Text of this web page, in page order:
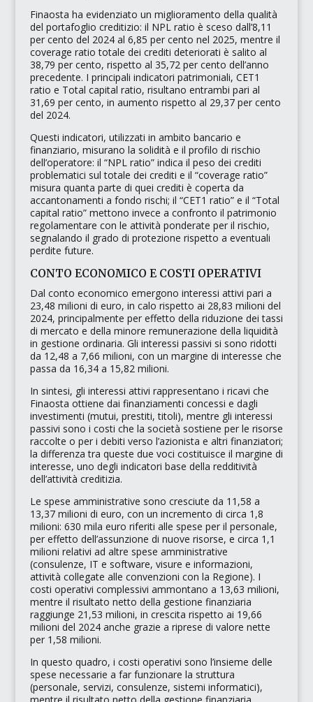
Finaosta ha evidenziato un miglioramento della qualità
del portafoglio creditizio: il NPL ratio è sceso dall’8,11
per cento del 2024 al 6,85 per cento nel 2025, mentre il
coverage ratio totale dei crediti deteriorati è salito al
38,79 per cento, rispetto al 35,72 per cento dell’anno
precedente. I principali indicatori patrimoniali, CET1
ratio e Total capital ratio, risultano entrambi pari al
31,69 per cento, in aumento rispetto al 29,37 per cento
del 2024.
Questi indicatori, utilizzati in ambito bancario e
finanziario, misurano la solidità e il profilo di rischio
dell’operatore: il “NPL ratio” indica il peso dei crediti
problematici sul totale dei crediti e il “coverage ratio”
misura quanta parte di quei crediti è coperta da
accantonamenti a fondo rischi; il “CET1 ratio” e il “Total
capital ratio” mettono invece a confronto il patrimonio
regolamentare con le attività ponderate per il rischio,
segnalando il grado di protezione rispetto a eventuali
perdite future.
CONTO ECONOMICO E COSTI OPERATIVI
Dal conto economico emergono interessi attivi pari a
23,48 milioni di euro, in calo rispetto ai 28,83 milioni del
2024, principalmente per effetto della riduzione dei tassi
di mercato e della minore remunerazione della liquidità
in gestione ordinaria. Gli interessi passivi si sono ridotti
da 12,48 a 7,66 milioni, con un margine di interesse che
passa da 16,34 a 15,82 milioni.
In sintesi, gli interessi attivi rappresentano i ricavi che
Finaosta ottiene dai finanziamenti concessi e dagli
investimenti (mutui, prestiti, titoli), mentre gli interessi
passivi sono i costi che la società sostiene per le risorse
raccolte o per i debiti verso l’azionista e altri finanziatori;
la differenza tra queste due voci costituisce il margine di
interesse, uno degli indicatori base della redditività
dell’attività creditizia.
Le spese amministrative sono cresciute da 11,58 a
13,37 milioni di euro, con un incremento di circa 1,8
milioni: 630 mila euro riferiti alle spese per il personale,
per effetto dell’assunzione di nuove risorse, e circa 1,1
milioni relativi ad altre spese amministrative
(consulenze, IT e software, visure e informazioni,
attività collegate alle convenzioni con la Regione). I
costi operativi complessivi ammontano a 13,63 milioni,
mentre il risultato netto della gestione finanziaria
raggiunge 21,53 milioni, in crescita rispetto ai 19,66
milioni del 2024 anche grazie a riprese di valore nette
per 1,58 milioni.
In questo quadro, i costi operativi sono l’insieme delle
spese necessarie a far funzionare la struttura
(personale, servizi, consulenze, sistemi informatici),